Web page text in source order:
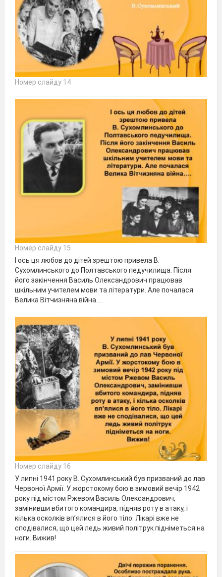
Номер слайду 14
Номер слайду 15
І ось ця любов до дітей зрештою привела В.
Сухомлинського до Полтавського педучилища. Після
його закінчення Василь Олександрович працював
шкільним учителем мови та літератури. Але почалася
Велика Вітчизняна війна….
Номер слайду 16
У липні 1941 року В. Сухомлинський був призваний до лав
Червоної Армії. У жорстокому бою в зимовий вечір 1942
року під містом Ржевом Василь Олександрович,
замінивши вбитого командира, підняв роту в атаку, і
кілька осколків вп’ялися в його тіло. Лікарі вже не
сподівалися, що цей ледь живий політрук підніметься на
ноги. Вижив!